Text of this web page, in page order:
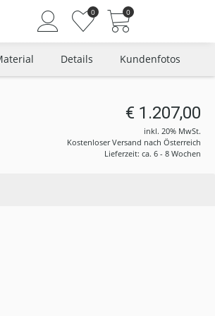
Jetzt registrieren
0 0
Details Kundenfotos
€ 1.207,00
inkl. 20% MwSt.
Kostenloser Versand nach Österreich
Lieferzeit: ca. 6 - 8 Wochen